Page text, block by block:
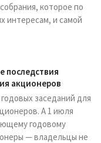
которое по
интересам, и самой
последствия
акционеров
заседаний для
А 1 июля
годовому
— владельцы не